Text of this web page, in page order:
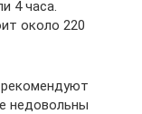
4 часа.
около 220
недовольны